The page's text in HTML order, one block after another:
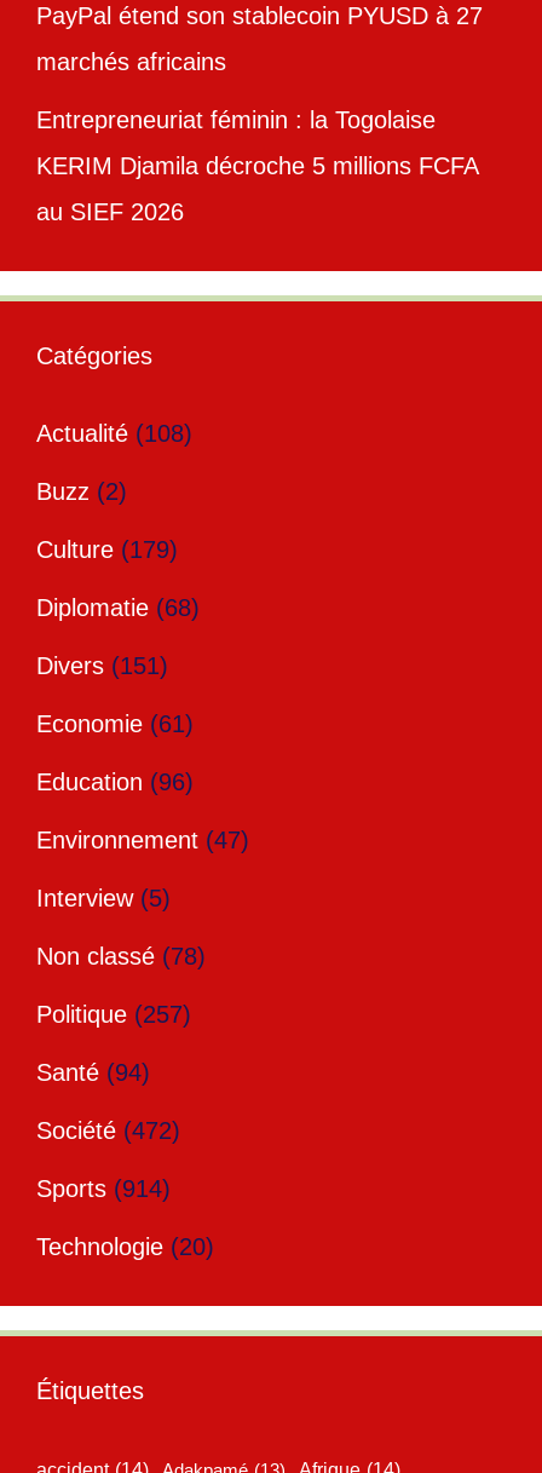
PayPal étend son stablecoin PYUSD à 27
marchés africains
Entrepreneuriat féminin : la Togolaise
KERIM Djamila décroche 5 millions FCFA
au SIEF 2026
Catégories
Actualité (108)
Buzz (2)
Culture (179)
Diplomatie (68)
Divers (151)
Economie (61)
Education (96)
Environnement (47)
Interview(5)
Non classé (78)
Politique (257)
Santé (94)
Société (472)
Sports (914)
Technologie (20)
Étiquettes